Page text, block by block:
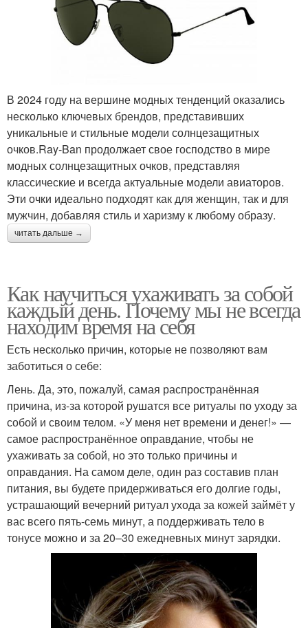
В 2024 году на вершине модных тенденций оказались
несколько ключевых брендов, представивших
уникальные и стильные модели солнцезащитных
очков.Ray-Ban продолжает свое господство в мире
модных солнцезащитных очков, представляя
классические и всегда актуальные модели авиаторов.
Эти очки идеально подходят как для женщин, так и для
мужчин, добавляя стиль и харизму к любому образу.
читать дальше →
Как научиться ухаживать за собой
каждый день. Почему мы не всегда
находим время на себя
Есть несколько причин, которые не позволяют вам
заботиться о себе:
Лень. Да, это, пожалуй, самая распространённая
причина, из-за которой рушатся все ритуалы по уходу за
собой и своим телом. «У меня нет времени и денег!» —
самое распространённое оправдание, чтобы не
ухаживать за собой, но это только причины и
оправдания. На самом деле, один раз составив план
питания, вы будете придерживаться его долгие годы,
устрашающий вечерний ритуал ухода за кожей займёт у
вас всего пять-семь минут, а поддерживать тело в
тонусе можно и за 20–30 ежедневных минут зарядки.